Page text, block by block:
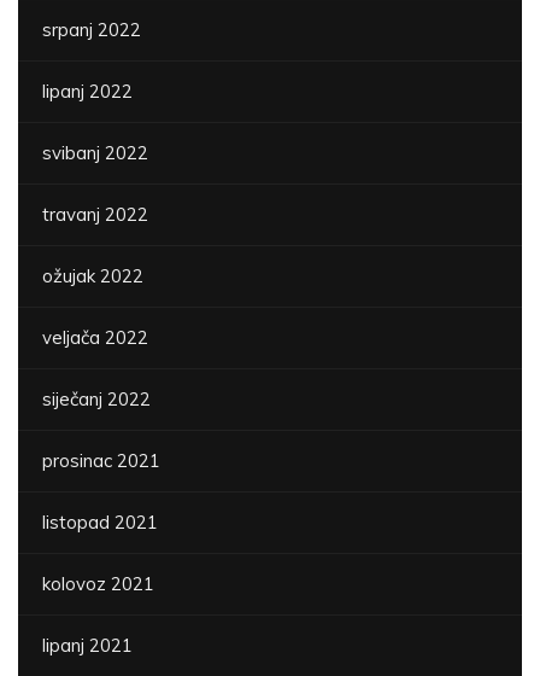
srpanj 2022
lipanj 2022
svibanj 2022
travanj 2022
ožujak 2022
veljača 2022
siječanj 2022
prosinac 2021
listopad 2021
kolovoz 2021
lipanj 2021